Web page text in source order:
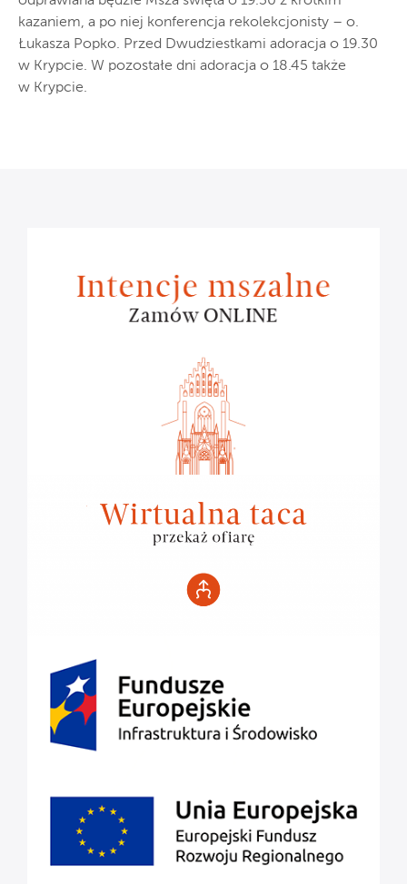
kazaniem, a po niej konferencja rekolekcjonisty – o.
Łukasza Popko. Przed Dwudziestkami adoracja o 19.30
w Krypcie. W pozostałe dni adoracja o 18.45 także
w Krypcie.